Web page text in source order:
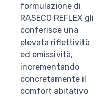
formulazione di
RASECO REFLEX gli
conferisce una
elevata riflettività
ed emissività,
incrementando
concretamente il
comfort abitativo